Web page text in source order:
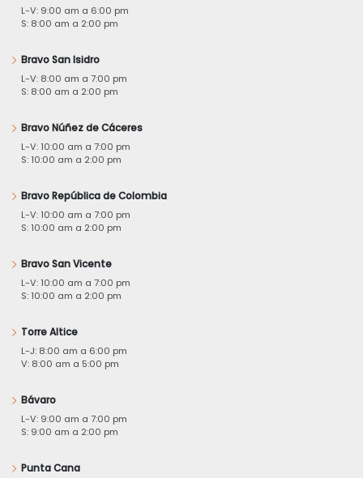
L-V: 9:00 am a 6:00 pm
S: 8:00 am a 2:00 pm
Bravo San Isidro
L-V: 8:00 am a 7:00 pm
S: 8:00 am a 2:00 pm
Bravo Núñez de Cáceres
L-V: 10:00 am a 7:00 pm
S: 10:00 am a 2:00 pm
Bravo República de Colombia
L-V: 10:00 am a 7:00 pm
S: 10:00 am a 2:00 pm
Bravo San Vicente
L-V: 10:00 am a 7:00 pm
S: 10:00 am a 2:00 pm
Torre Altice
L-J: 8:00 am a 6:00 pm
V: 8:00 am a 5:00 pm
Bávaro
L-V: 9:00 am a 7:00 pm
S: 9:00 am a 2:00 pm
Punta Cana